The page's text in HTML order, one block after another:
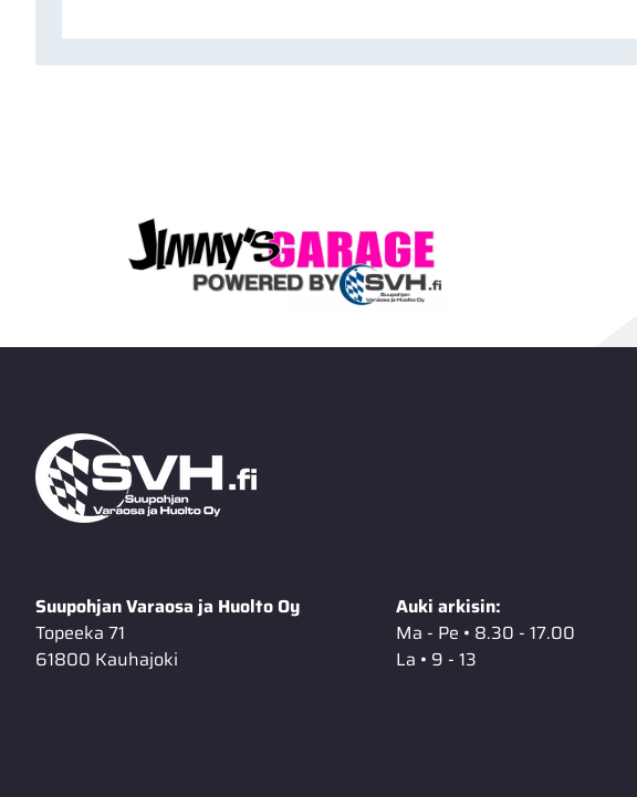
Suupohjan Varaosa ja Huolto Oy
Topeeka 71
61800 Kauhajoki
Auki arkisin:
Ma - Pe • 8.30 - 17.00
La • 9 - 13